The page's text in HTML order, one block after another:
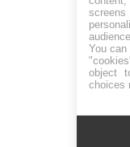
screens
You
object
choices